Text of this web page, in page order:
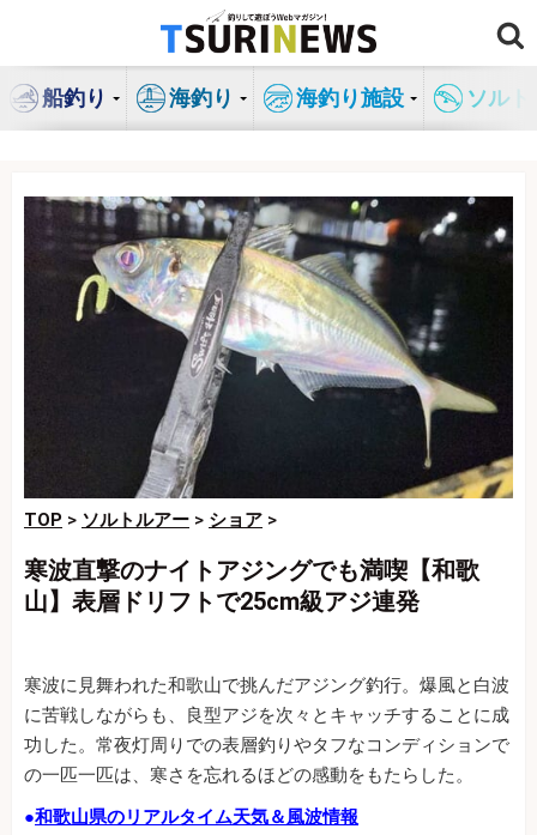
ン
船釣り 海釣り 海釣り施設 ソル
TOP > ソルトルアー > ショア >
寒波直撃のナイトアジングでも満喫【和歌
山】表層ドリフトで25cm級アジ連発
寒波に見舞われた和歌山で挑んだアジング釣行。爆風と白波
に苦戦しながらも、良型アジを次々とキャッチすることに成
功した。常夜灯周りでの表層釣りやタフなコンディションで
の一匹一匹は、寒さを忘れるほどの感動をもたらした。
●和歌山県のリアルタイム天気＆風波情報